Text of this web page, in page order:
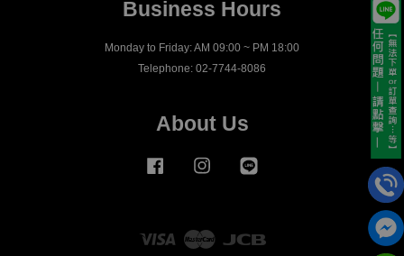
Business Hours
Monday to Friday: AM 09:00 ~ PM 18:00
Telephone: 02-7744-8086
About Us
Facebook Instagram
Visa Master